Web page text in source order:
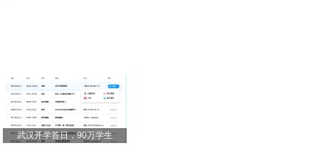
武汉开学首日，90万学生